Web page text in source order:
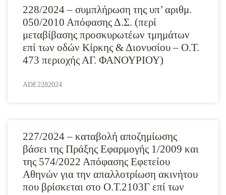
228/2024 – συμπλήρωση της υπ’ αριθμ.
050/2010 Απόφασης Δ.Σ. (περί
μεταβίβασης προσκυρωτέων τμημάτων
επί των οδών Κίρκης & Διονυσίου – Ο.Τ.
473 περιοχής ΑΓ. ΦΑΝΟΥΡΙΟΥ)
ADE2282024
227/2024 – καταβολή αποζημίωσης
βάσει της Πράξης Εφαρμογής 1/2009 και
της 574/2022 Απόφασης Εφετείου
Αθηνών για την απαλλοτρίωση ακινήτου
που βρίσκεται στο Ο.Τ.2103Γ επί των